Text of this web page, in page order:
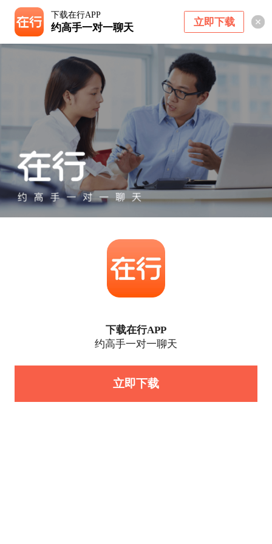
下载在行APP
约高手一对一聊天 立即下载
下载在行APP
约高手一对一聊天
立即下载